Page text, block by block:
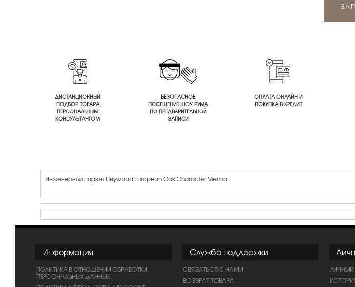
ДИСТАНЦИОННЫЙ
ПОДБОР ТОВАРА
ПЕРСОНАЛЬНЫМ
КОНСУЛЬТАНТОМ
БЕЗОПАСНОЕ
ПОСЕЩЕНИЕ ШОУ РУМА
ПО ПРЕДВАРИТЕЛЬНОЙ
ЗАПИСИ
ОПЛАТА ОНЛАЙН И
ПОКУПКА В КРЕДИТ
Инженерный паркет Heywood European Oak Character Vienna
Информация
ПОЛИТИКА В ОТНОШЕНИИ ОБРАБОТКИ
ПЕРСОНАЛЬНЫХ ДАННЫХ
Служба поддержки
СВЯЗАТЬСЯ С НАМИ
ВОЗВРАТ ТОВАРА
ЛИЧНЫЙ